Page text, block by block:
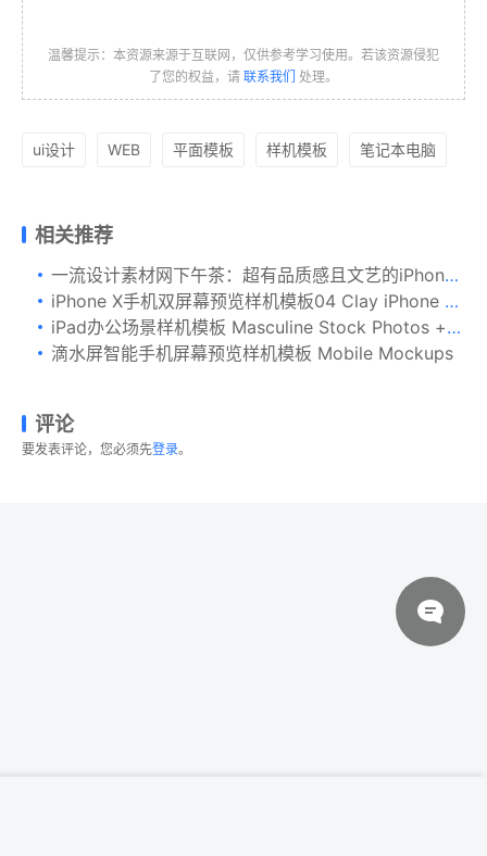
温馨提示：本资源来源于互联网，仅供参考学习使用。若该资源侵犯
了您的权益，请 联系我们 处理。
ui设计 WEB 平面模板 样机模板 笔记本电脑
相关推荐
一流设计素材网下午茶：超有品质感且文艺的iPhone X界面UI设计展示模型（Mockups）下载[PSD,2GB]
iPhone X手机双屏幕预览样机模板04 Clay iPhone X Mockup 04
iPad办公场景样机模板 Masculine Stock Photos + iPad Mockup
滴水屏智能手机屏幕预览样机模板 Mobile Mockups
评论
要发表评论，您必须先登录。